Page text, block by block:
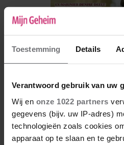
Toestemming Details
Verantwoord gebruik van uw
Wij en onze 1022 partners
gegevens (bijv. uw IP-adres)
technologieën zoals cookies
apparaat op te slaan en te
De nieuwe Mijn